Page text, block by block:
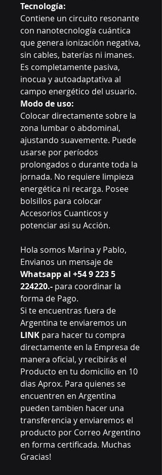
Tecnología:
Contiene un circuito resonante
con nanotecnología cuántica
que genera ionización negativa,
sin cables, baterías ni imanes.
Es completamente pasiva,
inocua y autoadaptativa al
campo energético del usuario.
Modo de uso:
Colocar directamente sobre la
zona lumbar o abdominal,
ajustando suavemente. Puede
usarse por períodos
prolongados o durante toda la
jornada. No requiere limpieza
energética ni recarga. Posee
bolsillos para colocar
Accesorios Cuanticos y
potenciar asi su Acción.
Hola somos Marina y Pablo,
Envianos un mensaje de
Whatsapp al +54 9 223 5
224220.- para coordinar la
forma de Pago.
Si te encuentras fuera de
Argentina te enviaremos un
LINK para hacer tu compra
directamente en la Empresa de
manera oficial, y recibirás el
Producto en tu domicilio en 10
dias Aprox. Para quienes se
encuentren en Argentina
pueden tambien hacer una
transferencia y enviaremos el
producto por Correo Argentino
en forma certificada. Muchas
Gracias!